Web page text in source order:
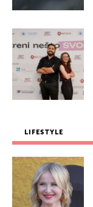
LIFESTYLE